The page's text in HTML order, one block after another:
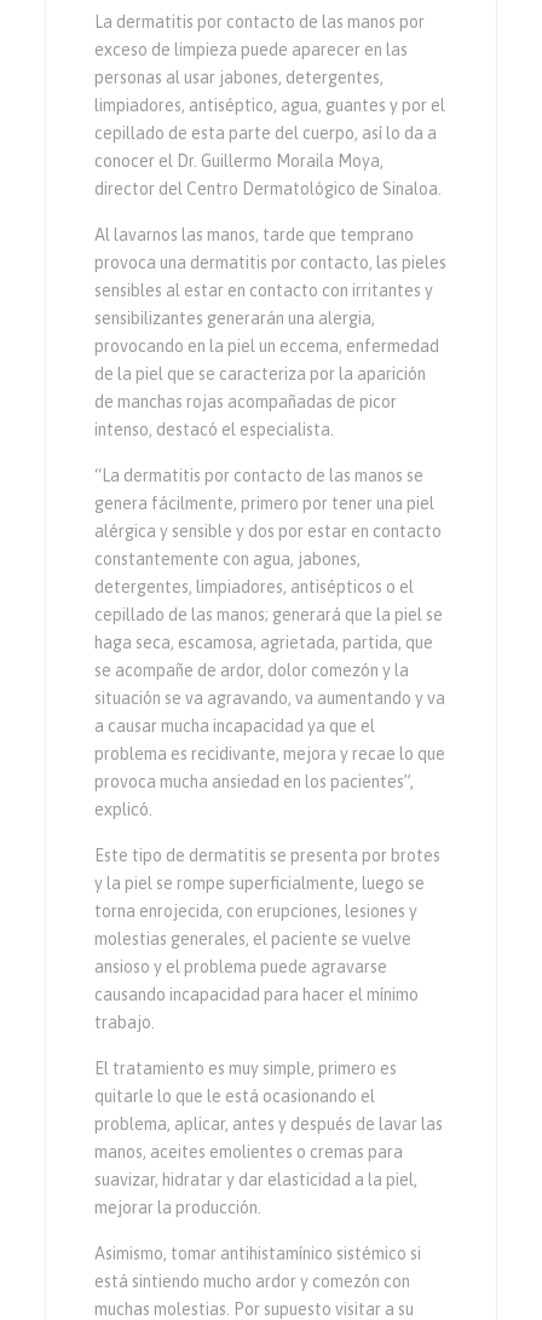
La dermatitis por contacto de las manos por
exceso de limpieza puede aparecer en las
personas al usar jabones, detergentes,
limpiadores, antiséptico, agua, guantes y por el
cepillado de esta parte del cuerpo, así lo da a
conocer el Dr. Guillermo Moraila Moya,
director del Centro Dermatológico de Sinaloa.
Al lavarnos las manos, tarde que temprano
provoca una dermatitis por contacto, las pieles
sensibles al estar en contacto con irritantes y
sensibilizantes generarán una alergia,
provocando en la piel un eccema, enfermedad
de la piel que se caracteriza por la aparición
de manchas rojas acompañadas de picor
intenso, destacó el especialista.
“La dermatitis por contacto de las manos se
genera fácilmente, primero por tener una piel
alérgica y sensible y dos por estar en contacto
constantemente con agua, jabones,
detergentes, limpiadores, antisépticos o el
cepillado de las manos; generará que la piel se
haga seca, escamosa, agrietada, partida, que
se acompañe de ardor, dolor comezón y la
situación se va agravando, va aumentando y va
a causar mucha incapacidad ya que el
problema es recidivante, mejora y recae lo que
provoca mucha ansiedad en los pacientes”,
explicó.
Este tipo de dermatitis se presenta por brotes
y la piel se rompe superficialmente, luego se
torna enrojecida, con erupciones, lesiones y
molestias generales, el paciente se vuelve
ansioso y el problema puede agravarse
causando incapacidad para hacer el mínimo
trabajo.
El tratamiento es muy simple, primero es
quitarle lo que le está ocasionando el
problema, aplicar, antes y después de lavar las
manos, aceites emolientes o cremas para
suavizar, hidratar y dar elasticidad a la piel,
mejorar la producción.
Asimismo, tomar antihistamínico sistémico si
está sintiendo mucho ardor y comezón con
muchas molestias. Por supuesto visitar a su